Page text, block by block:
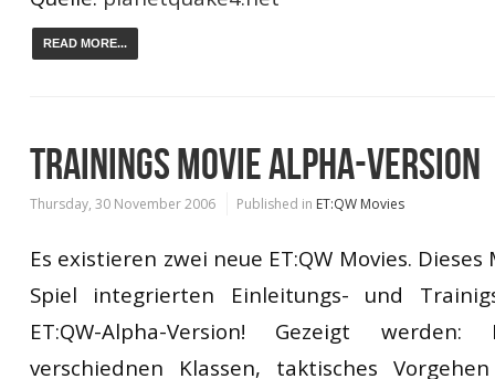
READ MORE...
TRAININGS MOVIE ALPHA-VERSION
Thursday, 30 November 2006 Published in ET:QW Movies
Es existieren zwei neue ET:QW Movies.
Spiel integrierten Einleitungs- und
ET:QW-Alpha-Version! Gezeigt
verschiednen Klassen, taktisches